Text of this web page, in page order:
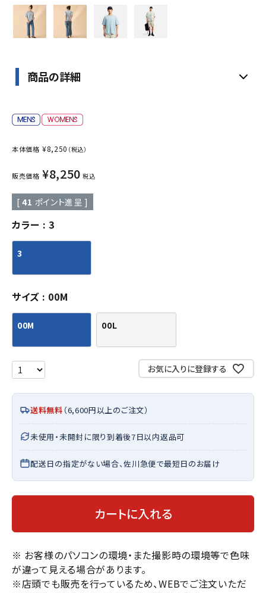
商品の詳細
本体価格 ¥8,250 （税込）
販売価格 ¥8,250 税込
[ 41 ポイント進呈 ]
カラー 3
3
サイズ 00M
00M 00L
お気に入りに登録する
送料無料 （6,600円以上のご注文）
未使用・未開封に限り到着後7日以内返品可
配送日の指定がない場合、佐川急便で最短日のお届け
カートに入れる
※ お客様のパソコンの環境・また撮影時の環境等で色味
が違って見える場合があります。
※店頭でも販売を行っているため、WEBでご注文いただ